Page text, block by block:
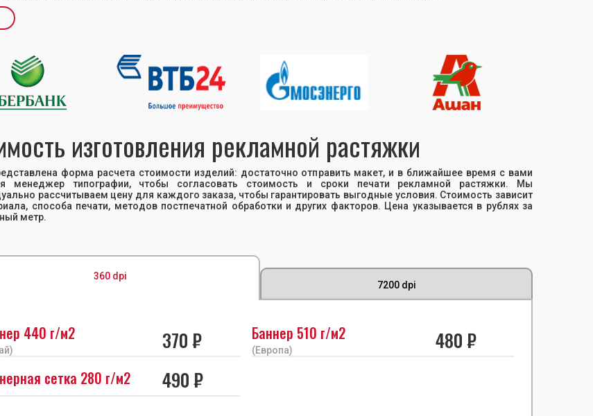
изготовления рекламной растяжки
форма расчета стоимости изделий: достаточно отправить макет, и в ближайшее время с вами
менеджер типографии, чтобы согласовать стоимость и сроки печати рекламной растяжки. Мы
рассчитываем цену для каждого заказа, чтобы гарантировать выгодные условия. Стоимость зависит
способа печати, методов постпечатной обработки и других факторов. Цена указывается в рублях за
метр.
360 dpi
7200 dpi
440 г/м2 370 ₽ Баннер 510 г/м2
(Европа) 480 ₽
сетка 280 г/м2 490 ₽